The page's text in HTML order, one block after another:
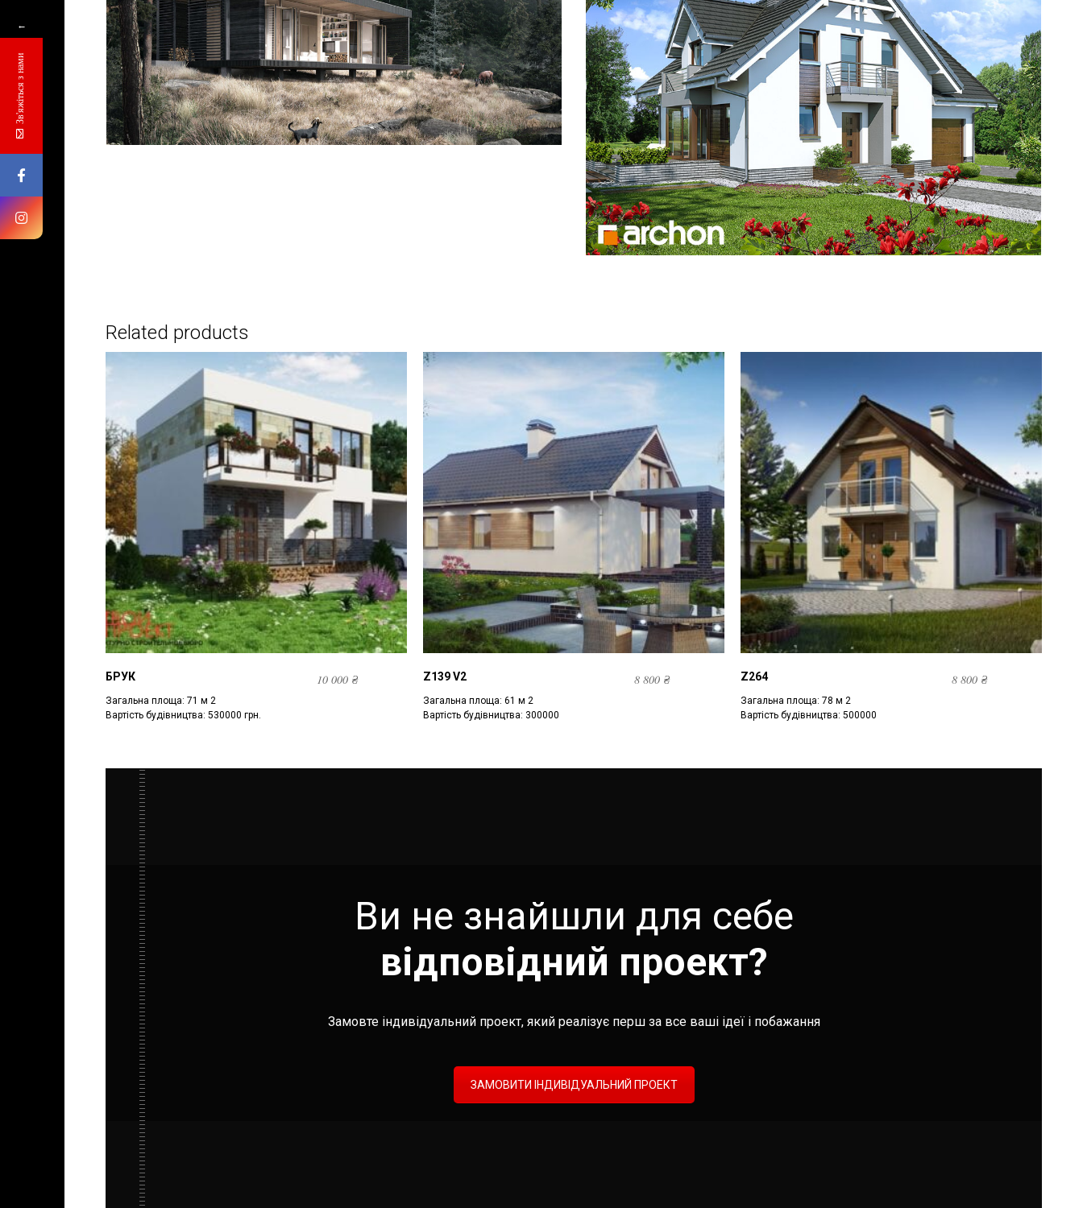
БУДІВНИЦТВО БУДИНКІВ
З
АББ”ТВІЙ ПРОЕКТ”
Замовити будівництво
Related products
БРУК 10 000 ₴
Загальна площа: 71 м 2
Вартість будівництва: 530000 грн.
Z139 V2 8 800 ₴
Загальна площа: 61 м 2
Вартість будівництва: 300000
Z264 8 800₴
Загальна площа: 78 м 2
Вартість будівництва: 500000
Ви не знайшли для себе
відповідний проект?
Замовте індивідуальний проект, який реалізує перш за все ваші ідеї і побажання
ЗАМОВИТИ ІНДИВІДУАЛЬНИЙ ПРОЕКТ
←
Зв'яжіться з нами